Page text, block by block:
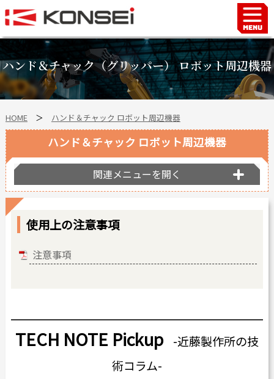
ハンド＆チャック（グリッパー） ロボット周辺機器
HOME＞ ハンド＆チャック ロボット周辺機器
使用上の注意事項
注意事項
TECH NOTE Pickup -近藤製作所の技
術コラム-
ハンド＆チャック ロボット周辺機器
関連メニューを開く
Home
ハンド＆チャックロボット周辺機器
FAシステム
スマートファクトリーLabo
自動車部品
企業情報
会社沿革
事業所案内
ショールーム
個人情報の取り扱い
採用情報